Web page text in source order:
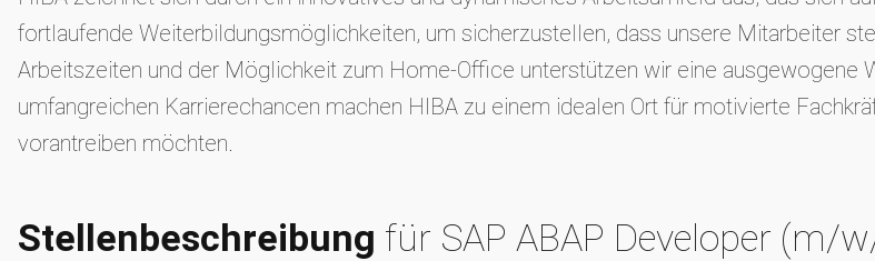
fortlaufende Weiterbildungsmöglichkeiten, um sicherzustellen, dass unsere Mitarbeiter
Arbeitszeiten und der Möglichkeit zum Home-Office unterstützen wir eine ausgewogene
umfangreichen Karrierechancen machen HIBA zu einem idealen Ort für motivierte
vorantreiben möchten.
Stellenbeschreibung für SAP ABAP Developer (m/